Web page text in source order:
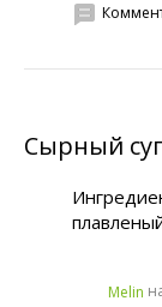
Сырный
Melin